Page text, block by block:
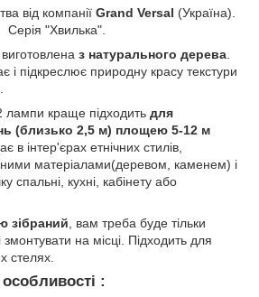
від компанії Grand Versal (Україна).
Серія "Хвилька".
з натурального дерева.
і підкреслює природну красу текстури
краще підходить для
(близько 2,5 м) площею 5-12 м
в інтер'єрах етнічних стилів,
матеріалами(деревом, каменем) і
спальні, кухні, кабінету або
зібраний, вам треба буде тільки
на місці. Підходить для
стелях.
: